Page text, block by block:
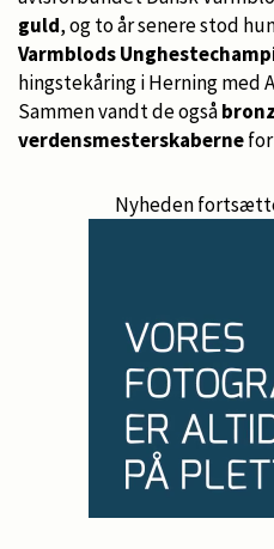
guld, og to år senere stod
Varmblods
hingstekåring i Herning med
Sammen vandt de også
verdensmesterskaberne
Nyheden